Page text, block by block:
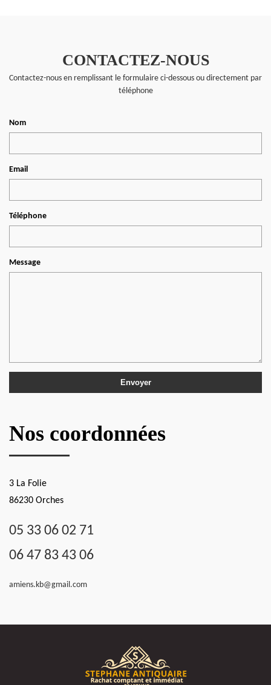
CONTACTEZ-NOUS
Contactez-nous en remplissant le formulaire ci-dessous ou directement par
téléphone
Nom
Email
Téléphone
Message
Nos coordonnées
3 La Folie
86230 Orches
05 33 06 02 71
06 47 83 43 06
amiens.kb@gmail.com